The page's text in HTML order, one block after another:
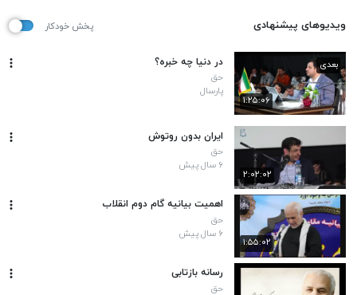
ویدیوهای پیشنهادی پخش خودکار
۱:۲۵:۰۶
بعدی در دنیا چه خبره؟
حق
پارسال
۲:۰۲:۰۲
ایران بدون روتوش
حق
۶ سال پیش
۱:۵۵:۰۲
اهمیت بیانیه گام دوم انقلاب
حق
۶ سال پیش
رسانه بازتابی
حق